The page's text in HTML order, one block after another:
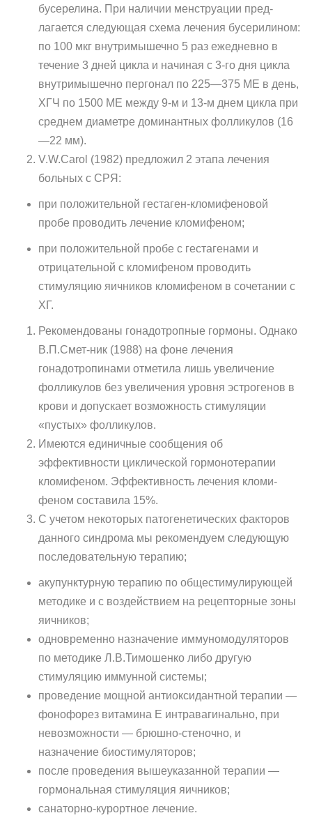
бусерелина. При наличии менструации пред­
лагается следующая схема лечения бусерилином:
по 100 мкг внутри­мышечно 5 раз ежедневно в
течение 3 дней цикла и начиная с 3-го дня цикла
внутримышечно пергонал по 225—375 ME в день,
ХГЧ по 1500 ME между 9-м и 13-м днем цикла при
среднем диаметре доми­нантных фолликулов (16
—22 мм).
V.W.Carol (1982) предложил 2 этапа лечения
больных с СРЯ:
при положительной гестаген-кломифеновой
пробе проводить лечение кломифеном;
при положительной пробе с гестагенами и
отрицательной с кломифеном проводить
стимуляцию яичников кломифеном в сочетании с
ХГ.
Рекомендованы гонадотропные гормоны. Однако
В.П.Смет-ник (1988) на фоне лечения
гонадотропинами отметила лишь увели­чение
фолликулов без увеличения уровня эстрогенов в
крови и допу­скает возможность стимуляции
«пустых» фолликулов.
Имеются единичные сообщения об
эффективности цикличес­кой гормонотерапии
кломифеном. Эффективность лечения кломи­
феном составила 15%.
С учетом некоторых патогенетических факторов
данного син­дрома мы рекомендуем следующую
последовательную терапию;
акупунктурную терапию по общестимулирующей
методике и с воздействием на рецепторные зоны
яичников;
одновременно назначение иммуномодуляторов
по методике Л.В.Тимошенко либо другую
стимуляцию иммунной системы;
проведение мощной антиоксидантной терапии —
фонофорез витамина Е интравагинально, при
невозможности — брюшно-стеночно, и
назначение биостимуляторов;
после проведения вышеуказанной терапии —
гормональная стимуляция яичников;
санаторно-курортное лечение.